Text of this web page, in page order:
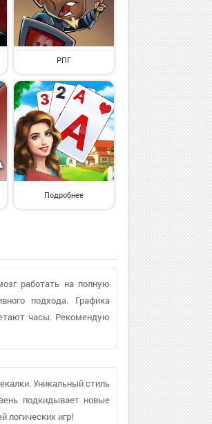
РПГ
Подробнее
работать на полную
подхода. Графика
часы. Рекомендую
Уникальный стиль
подкидывает новые
логических игр!